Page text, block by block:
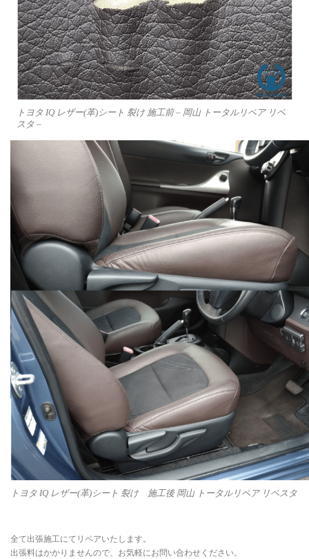
トヨタ IQ レザー(革)シート 裂け 施工前 – 岡山 トータルリペア リペ
スタ –
トヨタ IQ レザー(革)シート 裂け 施工後 岡山 トータルリペア リペスタ
全て出張施工にてリペアいたします。
出張料はかかりませんので、お気軽にお問い合わせください。